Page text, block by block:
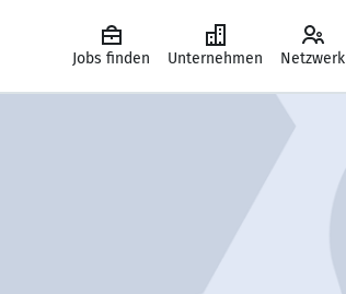
Jobs finden Unternehmen Netzwerk